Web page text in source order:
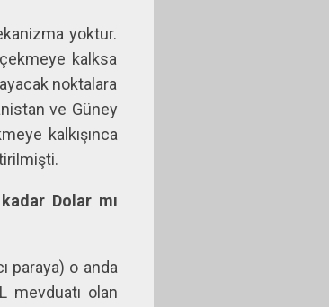
yoktur.
kalksa
noktalara
ve Güney
kalkışınca
Dolar mı
paraya) o anda
mevduatı olan